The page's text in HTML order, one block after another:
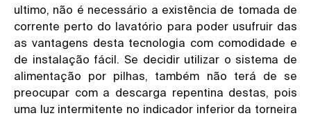
ultimo, não é necessário a existência de tomada de
corrente perto do lavatório para poder usufruir das
as vantagens desta tecnologia com comodidade e
de instalação fácil. Se decidir utilizar o sistema de
alimentação por pilhas, também não terá de se
preocupar com a descarga repentina destas, pois
uma luz intermitente no indicador inferior da torneira